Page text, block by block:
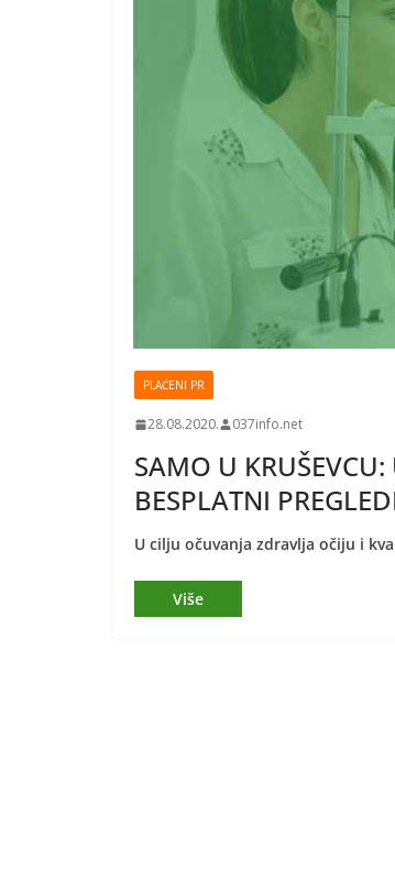
PLAĆENI PR
28.08.2020. 037info.net
SAMO U
BESPLATNI
U cilju očuvanja zdravlja očiju i